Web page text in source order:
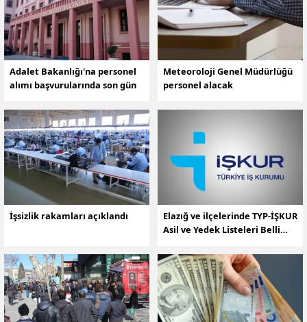
Adalet Bakanlığı'na personel
alımı başvurularında son gün
Meteoroloji Genel Müdürlüğü
personel alacak
İşsizlik rakamları açıklandı
Elazığ ve ilçelerinde TYP-İŞKUR
Asil ve Yedek Listeleri Belli